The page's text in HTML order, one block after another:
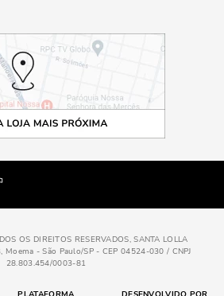
OS DIREITOS RESERVADOS, SANTA LOLLA
Moema - São Paulo/SP - CEP 04524-030 / CNPJ
28.803.454/0003-81